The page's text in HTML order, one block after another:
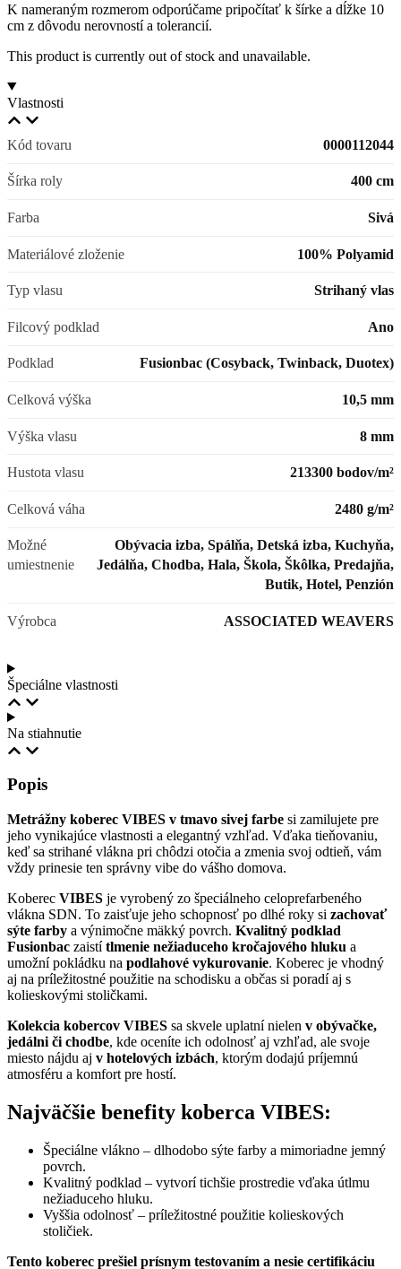
K nameraným rozmerom odporúčame pripočítať k šírke a dĺžke 10
cm z dôvodu nerovností a tolerancií.
This product is currently out of stock and unavailable.
Vlastnosti
Kód tovaru 0000112044
Šírka roly 400 cm
Farba Sivá
Materiálové zloženie 100% Polyamid
Typ vlasu Strihaný vlas
Filcový podklad Ano
Podklad Fusionbac (Cosyback, Twinback, Duotex)
Celková výška 10,5 mm
Výška vlasu 8 mm
Hustota vlasu 213300 bodov/m²
Celková váha 2480 g/m²
Možné
umiestnenie
Obývacia izba, Spálňa, Detská izba, Kuchyňa,
Jedálňa, Chodba, Hala, Škola, Škôlka, Predajňa,
Butik, Hotel, Penzión
Výrobca ASSOCIATED WEAVERS
Špeciálne vlastnosti
Na stiahnutie
Popis
Metrážny koberec VIBES v tmavo sivej farbe si zamilujete pre
jeho vynikajúce vlastnosti a elegantný vzhľad. Vďaka tieňovaniu,
keď sa strihané vlákna pri chôdzi otočia a zmenia svoj odtieň, vám
vždy prinesie ten správny vibe do vášho domova.
Koberec VIBES je vyrobený zo špeciálneho celoprefarbeného
vlákna SDN. To zaisťuje jeho schopnosť po dlhé roky si zachovať
sýte farby a výnimočne mäkký povrch. Kvalitný podklad
Fusionbac zaistítlmenie nežiaduceho kročajového hluku a
umožní pokládku na podlahové vykurovanie. Koberec je vhodný
aj na príležitostné použitie na schodisku a občas si poradí aj s
kolieskovými stoličkami.
Kolekcia kobercov VIBES sa skvele uplatní nielen v obývačke,
jedálni či chodbe, kde oceníte ich odolnosť aj vzhľad, ale svoje
miesto nájdu aj v hotelových izbách, ktorým dodajú príjemnú
atmosféru a komfort pre hostí.
Najväčšie benefity koberca VIBES:
Špeciálne vlákno – dlhodobo sýte farby a mimoriadne jemný
povrch.
Kvalitný podklad – vytvorí tichšie prostredie vďaka útlmu
nežiaduceho hluku.
Vyššia odolnosť – príležitostné použitie kolieskových
stoličiek.
Tento koberec prešiel prísnym testovaním a nesie certifikáciu